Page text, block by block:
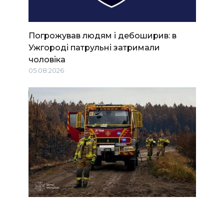
Погрожував людям і дебоширив: в
Ужгороді патрульні затримали
чоловіка
05.08.2026